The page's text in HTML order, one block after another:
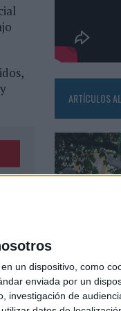
un dispositivo, como
enviada por un
investigación de
ARTÍCULOS
03/08/2026